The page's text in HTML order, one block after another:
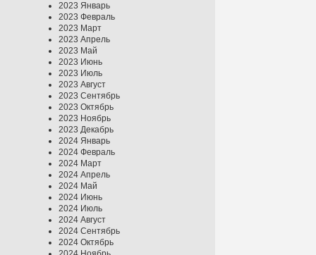
2023 Январь
2023 Февраль
2023 Март
2023 Апрель
2023 Май
2023 Июнь
2023 Июль
2023 Август
2023 Сентябрь
2023 Октябрь
2023 Ноябрь
2023 Декабрь
2024 Январь
2024 Февраль
2024 Март
2024 Апрель
2024 Май
2024 Июнь
2024 Июль
2024 Август
2024 Сентябрь
2024 Октябрь